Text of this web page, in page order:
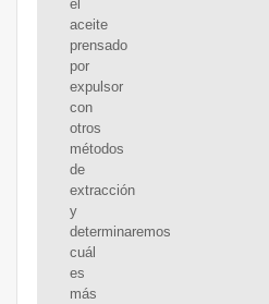
el
aceite
prensado
por
expulsor
con
otros
métodos
de
extracción
y
determinaremos
cuál
es
más